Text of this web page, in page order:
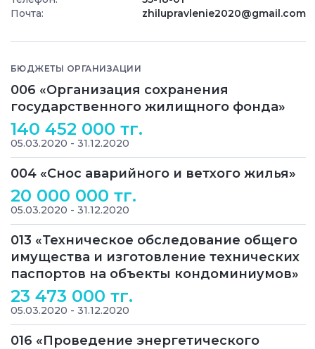
Почта:
zhilupravlenie2020@gmail.com
БЮДЖЕТЫ ОРГАНИЗАЦИИ
006 «Организация сохранения
государственного жилищного фонда»
140 452 000 тг.
05.03.2020 - 31.12.2020
004 «Снос аварийного и ветхого жилья»
20 000 000 тг.
05.03.2020 - 31.12.2020
013 «Техническое обследование общего
имущества и изготовление технических
паспортов на объекты кондоминиумов»
23 473 000 тг.
05.03.2020 - 31.12.2020
016 «Проведение энергетического